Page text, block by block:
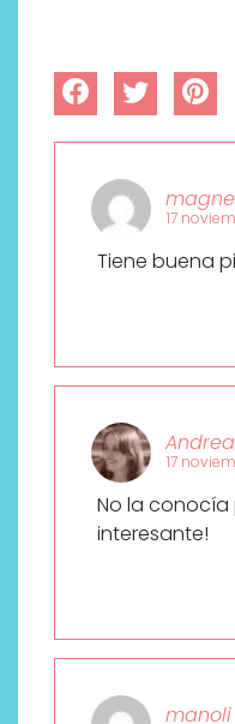
17
Tiene buena
Andrea
17
No la
interesante!
manoli